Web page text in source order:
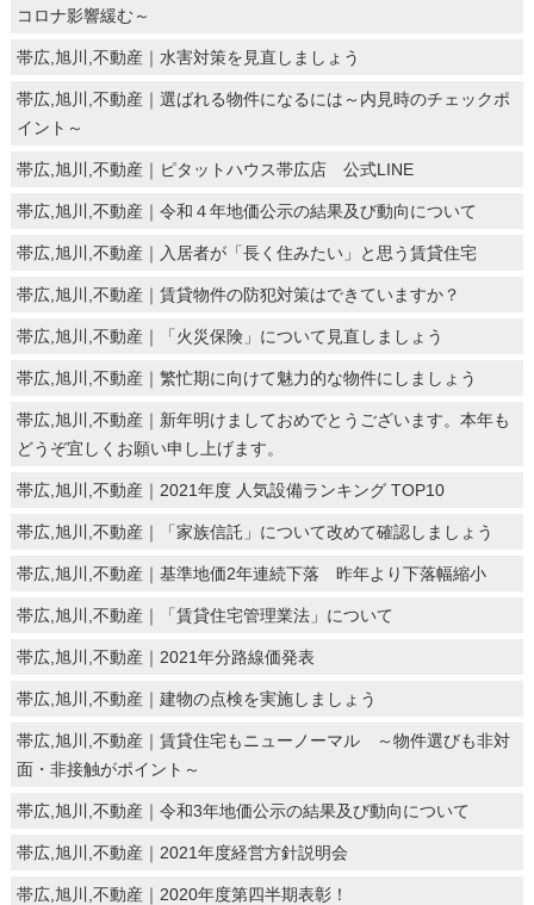
コロナ影響緩む～
帯広,旭川,不動産｜水害対策を見直しましょう
帯広,旭川,不動産｜選ばれる物件になるには～内見時のチェックポ
イント～
帯広,旭川,不動産｜ピタットハウス帯広店 公式LINE
帯広,旭川,不動産｜令和４年地価公示の結果及び動向について
帯広,旭川,不動産｜入居者が「長く住みたい」と思う賃貸住宅
帯広,旭川,不動産｜賃貸物件の防犯対策はできていますか？
帯広,旭川,不動産｜「火災保険」について見直しましょう
帯広,旭川,不動産｜繁忙期に向けて魅力的な物件にしましょう
帯広,旭川,不動産｜新年明けましておめでとうございます。本年も
どうぞ宜しくお願い申し上げます。
帯広,旭川,不動産｜2021年度 人気設備ランキング TOP10
帯広,旭川,不動産｜「家族信託」について改めて確認しましょう
帯広,旭川,不動産｜基準地価2年連続下落 昨年より下落幅縮小
帯広,旭川,不動産｜「賃貸住宅管理業法」について
帯広,旭川,不動産｜2021年分路線価発表
帯広,旭川,不動産｜建物の点検を実施しましょう
帯広,旭川,不動産｜賃貸住宅もニューノーマル ～物件選びも非対
面・非接触がポイント～
帯広,旭川,不動産｜令和3年地価公示の結果及び動向について
帯広,旭川,不動産｜2021年度経営方針説明会
帯広,旭川,不動産｜2020年度第四半期表彰！